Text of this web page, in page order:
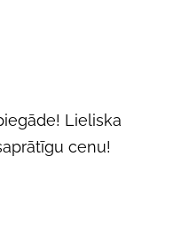
Lieliska
cenu!